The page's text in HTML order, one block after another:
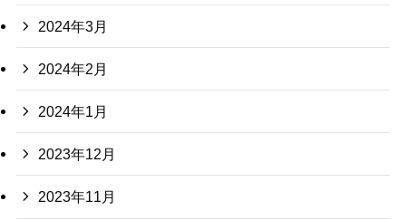
2024年3月
2024年2月
2024年1月
2023年12月
2023年11月